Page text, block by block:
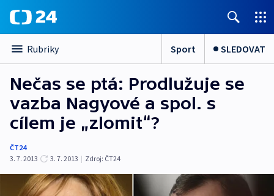
Rubriky Sport SLEDOVAT
Nečas se ptá: Prodlužuje se
vazba Nagyové a spol. s
cílem je „zlomit“?
ČT24
3. 7. 2013
3. 7. 2013 | Zdroj: ČT24